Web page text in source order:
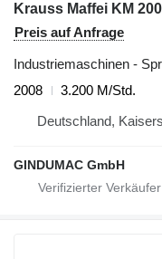
Krauss Maffei KM
Preis auf Anfrage
Industriemaschinen -
2008
3.200 M/Std.
Deutschland,
GINDUMAC GmbH